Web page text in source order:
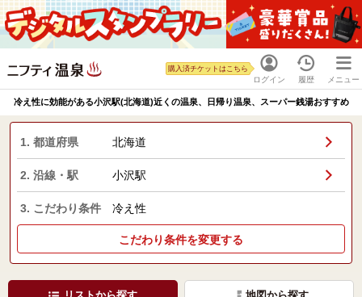
ログイン
購入済チケットはこちら
履歴 メニュー
冷え性に効能がある小沢駅(北海道)近くの温泉、日帰り温泉、スーパー銭湯おすすめ
1. 都道府県 北海道
2. 沿線・駅 小沢駅
3. こだわり条件 冷え性
こだわり条件を変更する